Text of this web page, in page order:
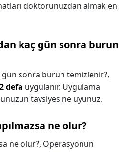
doktorunuzdan almak en
kaç gün sonra burun
gün sonra burun temizlenir?,
defa uygulanır. Uygulama
tavsiyesine uyunuz.
ne olur?
ne olur?, Operasyonun